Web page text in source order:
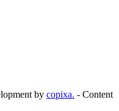
by copixa. - Content